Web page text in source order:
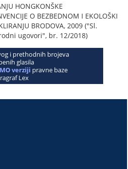
HONGKONŠKE
O BEZBEDNOM I EKOLOŠKI
BRODOVA, 2009 ("Sl.
ugovori", br. 12/2018)
i prethodnih brojeva
glasila
verziji pravne baze
Lex